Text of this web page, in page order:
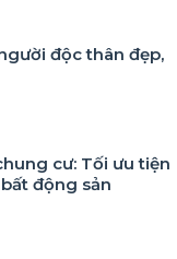
độc thân đẹp,
cư: Tối ưu tiện
động sản